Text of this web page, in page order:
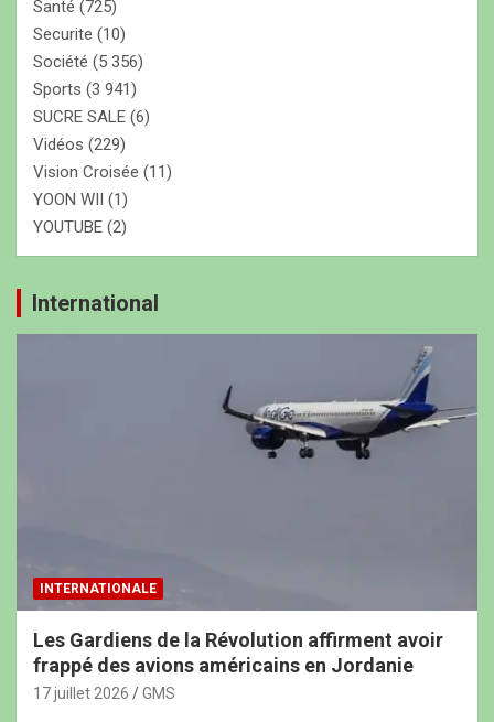
Santé (725)
Securite (10)
Société (5 356)
Sports (3 941)
SUCRE SALE (6)
Vidéos (229)
Vision Croisée (11)
YOON WII (1)
YOUTUBE (2)
International
INTERNATIONALE
Les Gardiens de la Révolution affirment avoir
frappé des avions américains en Jordanie
17 juillet 2026 GMS